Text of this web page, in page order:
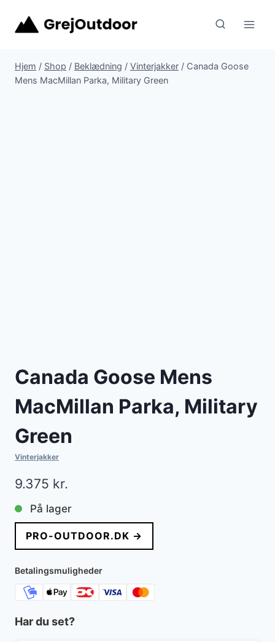
Hjem / Shop / Beklædning / Vinterjakker / Canada Goose
Mens MacMillan Parka, Military Green
Canada Goose Mens
MacMillan Parka, Military
Green
Vinterjakker
9.375 kr.
På lager
PRO-OUTDOOR.DK →
Betalingsmuligheder
Har du set?